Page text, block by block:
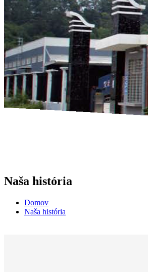
Naša história
Domov
Naša história